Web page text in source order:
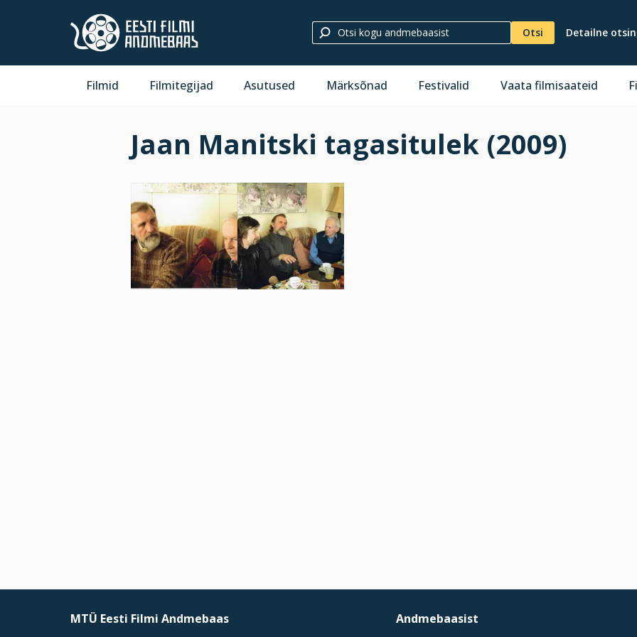
Otsi Detailne
Filmid Filmitegijad Asutused Märksõnad Festivalid Vaata filmisaateid
Jaan Manitski tagasitulek (2009)
MTÜ Eesti Filmi Andmebaas Andmebaasist